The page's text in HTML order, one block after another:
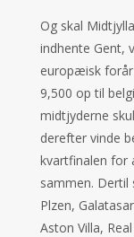
Og skal
indhente Gent,
europæisk forår
9,500 op til
midtjyderne
derefter vinde
kvartfinalen for
sammen. Dertil
Plzen,
Aston Villa,